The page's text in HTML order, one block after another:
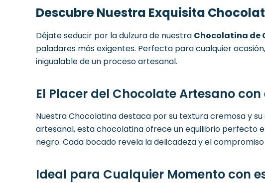
Descubre Nuestra Exquisita
Déjate seducir por la dulzura de nuestra Chocolatina de
paladares más exigentes. Perfecta para cualquier
inigualable de un proceso artesanal.
El Placer del Chocolate Artesano con
Nuestra Chocolatina destaca por su textura cremosa y
artesanal, esta chocolatina ofrece un equilibrio perfecto
negro. Cada bocado revela la delicadeza y el
Ideal para Cualquier Momento con